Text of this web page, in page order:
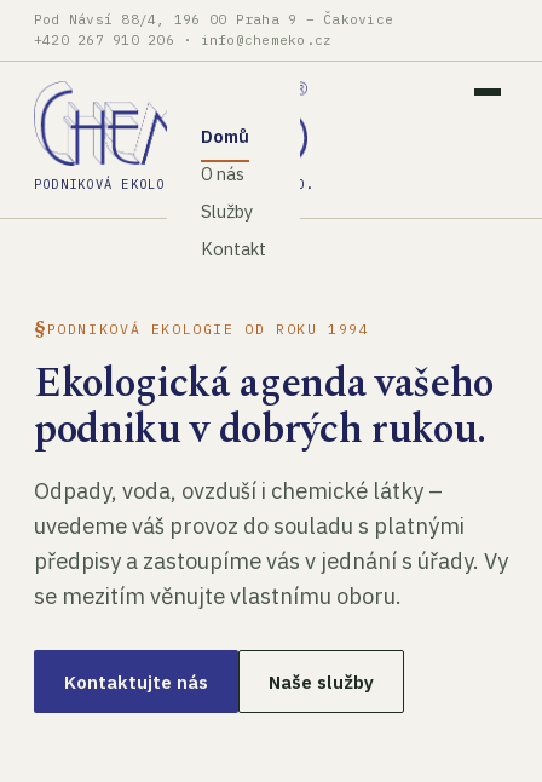
Pod Návsí 88/4, 196 00 Praha 9 – Čakovice
+420 267 910 206 · info@chemeko.cz
PODNIKOVÁ EKOLOGIE, SPOL. S R.O.
Domů
O nás
Služby
Kontakt
PODNIKOVÁ EKOLOGIE OD ROKU 1994
Ekologická agenda vašeho
podniku v dobrých rukou.
Odpady, voda, ovzduší i chemické látky –
uvedeme váš provoz do souladu s platnými
předpisy a zastoupíme vás v jednání s úřady. Vy
se mezitím věnujte vlastnímu oboru.
Kontaktujte nás Naše služby